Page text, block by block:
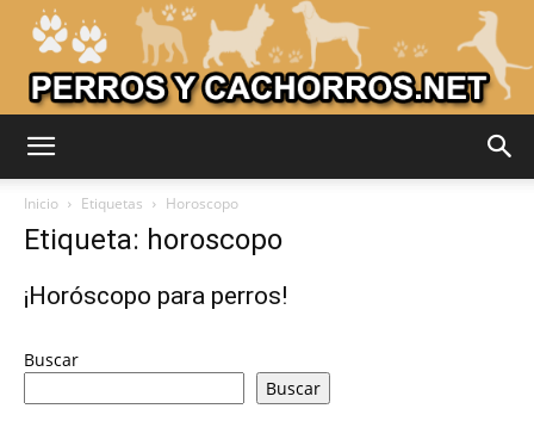
–
Inicio Etiquetas Horoscopo
Etiqueta: horoscopo
¡Horóscopo para perros!
Buscar
Buscar